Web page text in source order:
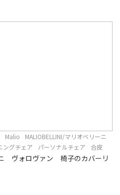
Malio
MALIOBELLINI/マリオベリーニ
ングチェア パーソナルチェア 合皮
ヴォロヴァン 椅子のカバーリ